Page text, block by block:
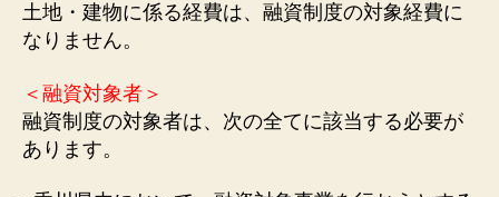
土地・建物に係る経費は、融資制度の対象経費に
なりません。
＜融資対象者＞
融資制度の対象者は、次の全てに該当する必要が
あります。